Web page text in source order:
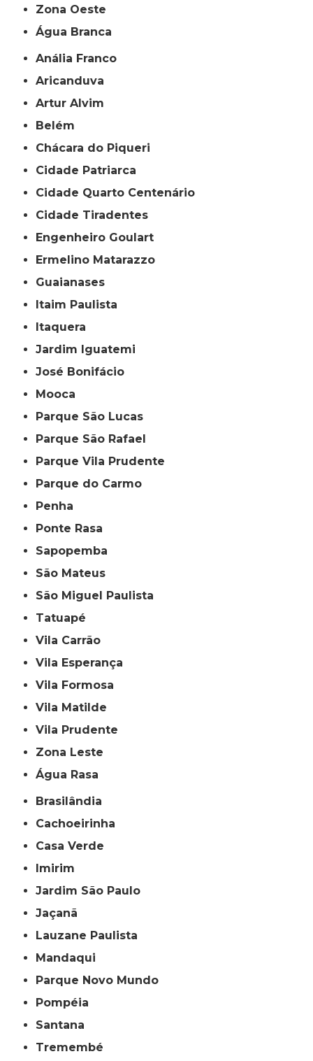
Zona Oeste
Água Branca
Anália Franco
Aricanduva
Artur Alvim
Belém
Chácara do Piqueri
Cidade Patriarca
Cidade Quarto Centenário
Cidade Tiradentes
Engenheiro Goulart
Ermelino Matarazzo
Guaianases
Itaim Paulista
Itaquera
Jardim Iguatemi
José Bonifácio
Mooca
Parque São Lucas
Parque São Rafael
Parque Vila Prudente
Parque do Carmo
Penha
Ponte Rasa
Sapopemba
São Mateus
São Miguel Paulista
Tatuapé
Vila Carrão
Vila Esperança
Vila Formosa
Vila Matilde
Vila Prudente
Zona Leste
Água Rasa
Brasilândia
Cachoeirinha
Casa Verde
Imirim
Jardim São Paulo
Jaçanã
Lauzane Paulista
Mandaqui
Parque Novo Mundo
Pompéia
Santana
Tremembé